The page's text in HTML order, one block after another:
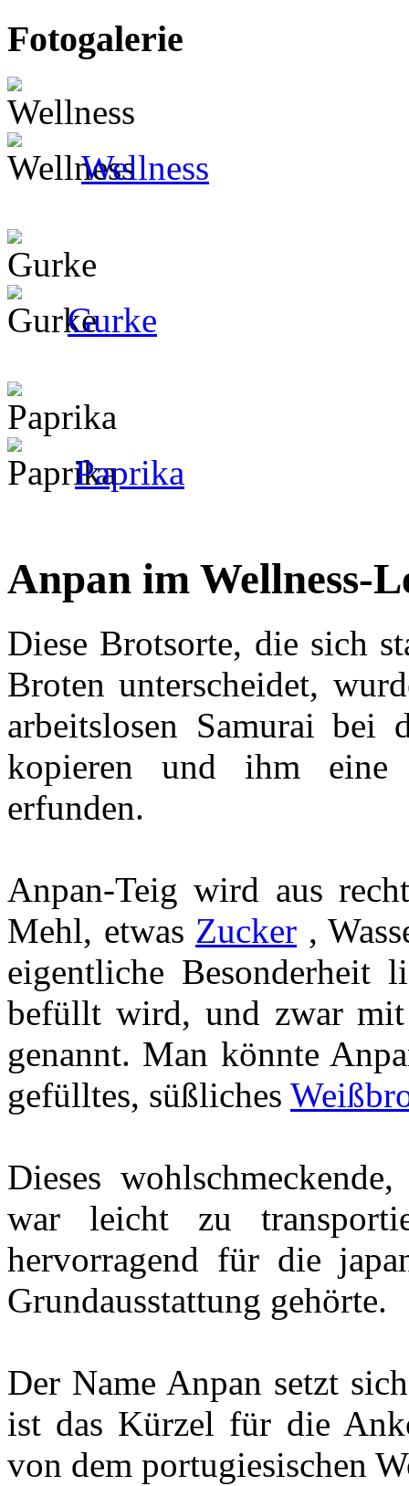
Fotogalerie
Wellness
Gurke
Paprika
Anpan im Wellness-
Diese Brotsorte, die sich
Broten unterscheidet,
arbeitslosen Samurai bei
kopieren und ihm eine
erfunden.
Anpan-Teig wird aus
Mehl, etwas Zucker ,
eigentliche Besonderheit
befüllt wird, und zwar mit
genannt. Man könnte
gefülltes, süßliches
Dieses
war leicht zu
hervorragend für die
Grundausstattung gehörte.
Der Name Anpan setzt
ist das Kürzel für die
von dem portugiesischen